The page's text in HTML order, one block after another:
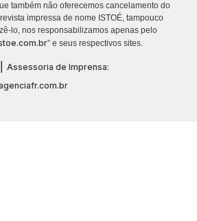
também não oferecemos cancelamento do
impressa de nome ISTOÉ, tampouco
lo, nos responsabilizamos apenas pelo
” e seus respectivos sites.
Assessoria de Imprensa: